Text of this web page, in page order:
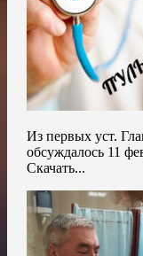
Из первых уст.
обсуждалось 11
Скачать...